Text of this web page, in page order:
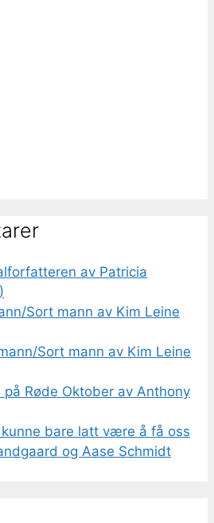
av Patricia
Sort mann av Kim Leine
Sort mann av Kim Leine
på Røde Oktober av Anthony
kunne bare latt være å få oss
og Aase Schmidt